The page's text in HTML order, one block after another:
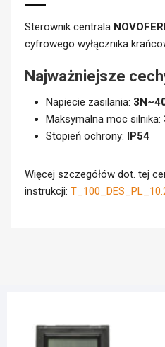
Sterownik centrala
cyfrowego wyłącznika
Najważniejsze
Napiecie zasilania:
Maksymalna moc silnika:
Stopień ochrony: IP54
Więcej szczegółów dot. tej
instrukcji: